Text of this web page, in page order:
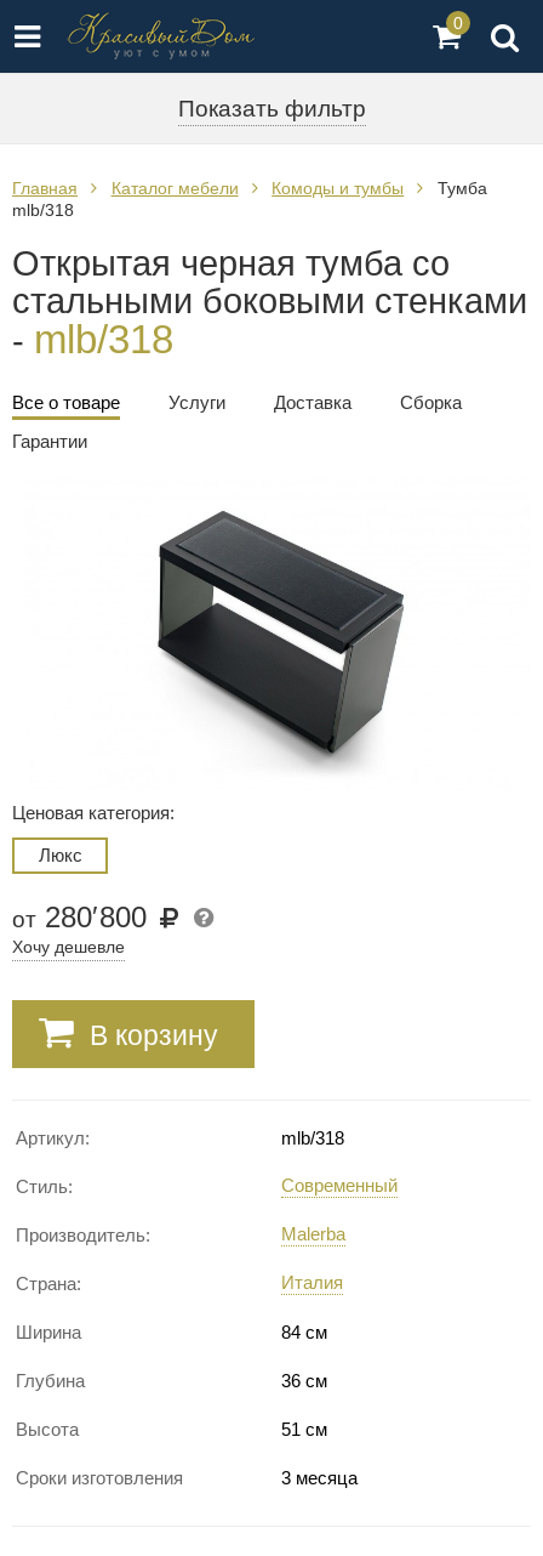
0
Показать фильтр
Главная Каталог мебели Комоды и тумбы
Тумба
mlb/318
Открытая черная тумба со
стальными боковыми стенками
- mlb/318
Все о товаре Услуги Доставка
Сборка
Гарантии
Ценовая категория:
Люкс
от 280′800
Хочу дешевле
В корзину
Артикул: mlb/318
Стиль: Современный
Производитель: Malerba
Страна: Италия
Ширина 84 см
Глубина 36 см
Высота 51 см
Сроки изготовления 3 месяца